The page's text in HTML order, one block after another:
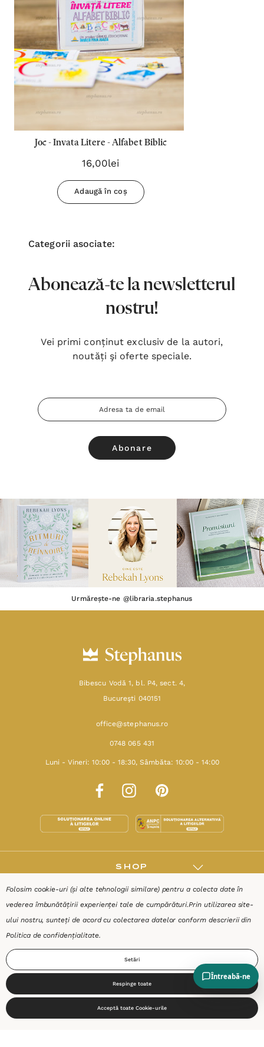
Joc - Invata Litere - Alfabet Biblic
16,00lei
Adaugă în coș
Categorii asociate:
Abonează-te la newsletterul
nostru!
Vei primi conținut exclusiv de la autori,
noutăți şi oferte speciale.
Adresa
Email
Urmărește-ne @libraria.stephanus
Bibescu Vodă 1, bl. P4, sect. 4,
Bucureşti 040151
office@stephanus.ro
0748 065 431
Luni - Vineri: 10:00 - 18:30, Sâmbăta: 10:00 - 14:00
SHOP
Termeni & Condiții Date de identificare
Start Produse
Coș
Caută Cont
Folosim cookie-uri (și alte tehnologii similare) pentru a colecta date în
vederea îmbunătățirii experienței tale de cumpărături.Prin utilizarea site-
ului nostru, sunteți de acord cu colectarea datelor conform descrierii din
Politica de confidențialitate.
Setări
Respinge toate
Acceptă toate Cookie-urile